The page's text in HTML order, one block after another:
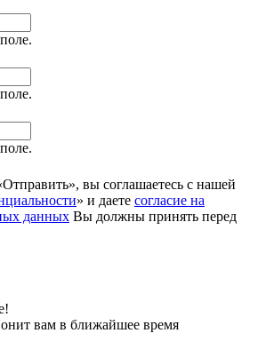
вы соглашаетесь с нашей
» и даете согласие на
данных Вы должны принять перед
вам в ближайшее время